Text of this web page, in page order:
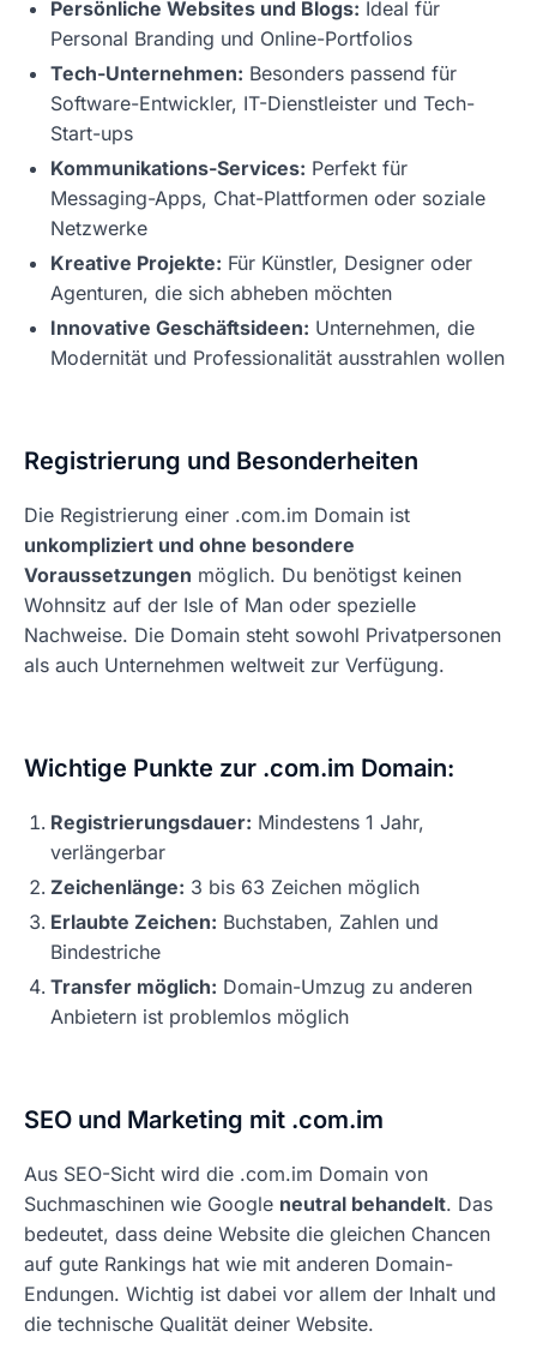
Persönliche Websites und Blogs: Ideal für
Personal Branding und Online-Portfolios
Tech-Unternehmen: Besonders passend für
Software-Entwickler, IT-Dienstleister und Tech-
Start-ups
Kommunikations-Services: Perfekt für
Messaging-Apps, Chat-Plattformen oder soziale
Netzwerke
Kreative Projekte: Für Künstler, Designer oder
Agenturen, die sich abheben möchten
Innovative Geschäftsideen: Unternehmen, die
Modernität und Professionalität ausstrahlen wollen
Registrierung und Besonderheiten
Die Registrierung einer .com.im Domain ist
unkompliziert und ohne besondere
Voraussetzungen möglich. Du benötigst keinen
Wohnsitz auf der Isle of Man oder spezielle
Nachweise. Die Domain steht sowohl Privatpersonen
als auch Unternehmen weltweit zur Verfügung.
Wichtige Punkte zur .com.im Domain:
Registrierungsdauer: Mindestens 1 Jahr,
verlängerbar
Zeichenlänge: 3 bis 63 Zeichen möglich
Erlaubte Zeichen: Buchstaben, Zahlen und
Bindestriche
Transfer möglich: Domain-Umzug zu anderen
Anbietern ist problemlos möglich
SEO und Marketing mit .com.im
Aus SEO-Sicht wird die .com.im Domain von
Suchmaschinen wie Google neutral behandelt. Das
bedeutet, dass deine Website die gleichen Chancen
auf gute Rankings hat wie mit anderen Domain-
Endungen. Wichtig ist dabei vor allem der Inhalt und
die technische Qualität deiner Website.